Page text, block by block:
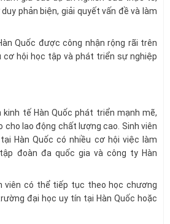
phản biện, giải quyết vấn đề và làm
Quốc được công nhận rộng rãi trên
cơ hội học tập và phát triển sự nghiệp
kinh tế Hàn Quốc phát triển mạnh mẽ,
cho lao động chất lượng cao. Sinh viên
Hàn Quốc có nhiều cơ hội việc làm
đoàn đa quốc gia và công ty Hàn
viên có thể tiếp tục theo học chương
đại học uy tín tại Hàn Quốc hoặc